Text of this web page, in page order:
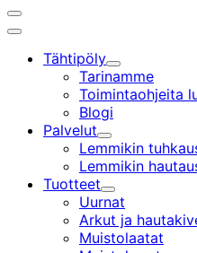
Avaa/sulje
hakupalkki
Päävalikko
Tähtipöly
Alavalikko
Tarinamme
Toimintaohjeita
Blogi
Palvelut
Alavalikko
Lemmikin
Lemmikin
Tuotteet
Alavalikko
Uurnat
Arkut ja
Muistolaatat